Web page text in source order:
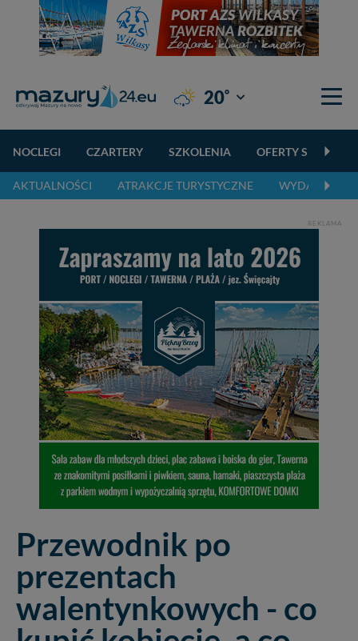
20° Giżycko
NOCLEGI CZARTERY SZKOLENIA OFERTY
AKTUALNOŚCI ATRAKCJE TURYSTYCZNE WYDARZENIA
REKLAMA
Przewodnik po
prezentach
walentynkowych - co